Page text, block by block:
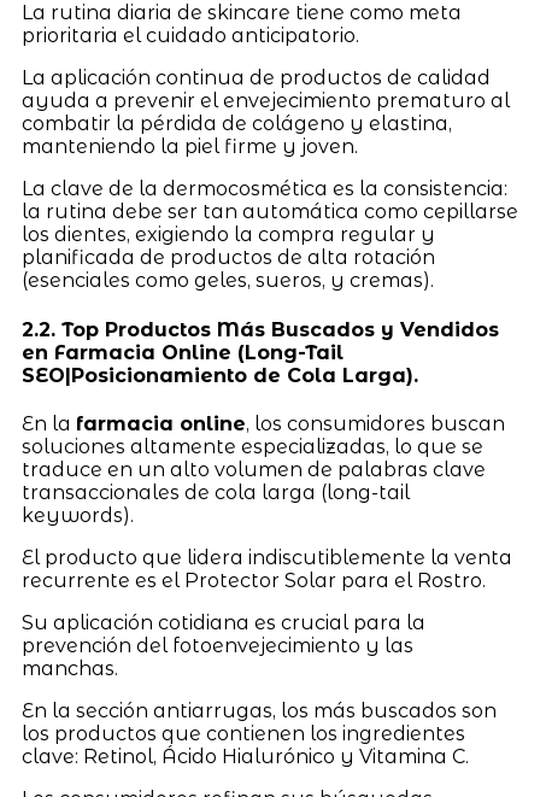
La rutina diaria de skincare tiene como meta
prioritaria el cuidado anticipatorio.
La aplicación continua de productos de calidad
ayuda a prevenir el envejecimiento prematuro al
combatir la pérdida de colágeno y elastina,
manteniendo la piel firme y joven.
La clave de la dermocosmética es la consistencia:
la rutina debe ser tan automática como cepillarse
los dientes, exigiendo la compra regular y
planificada de productos de alta rotación
(esenciales como geles, sueros, y cremas).
2.2. Top Productos Más Buscados y Vendidos
en Farmacia Online (Long-Tail
SEO|Posicionamiento de Cola Larga).
En la farmacia online, los consumidores buscan
soluciones altamente especializadas, lo que se
traduce en un alto volumen de palabras clave
transaccionales de cola larga (long-tail
keywords).
El producto que lidera indiscutiblemente la venta
recurrente es el Protector Solar para el Rostro.
Su aplicación cotidiana es crucial para la
prevención del fotoenvejecimiento y las
manchas.
En la sección antiarrugas, los más buscados son
los productos que contienen los ingredientes
clave: Retinol, Ácido Hialurónico y Vitamina C.